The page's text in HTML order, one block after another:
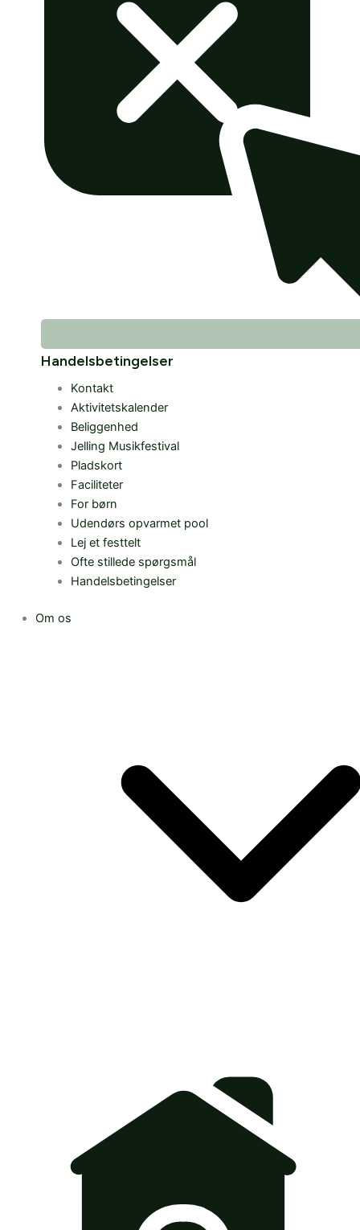
Handelsbetingelser
Kontakt
Aktivitetskalender
Beliggenhed
Jelling Musikfestival
Pladskort
Faciliteter
For børn
Udendørs opvarmet pool
Lej et festtelt
Ofte stillede spørgsmål
Handelsbetingelser
Om os